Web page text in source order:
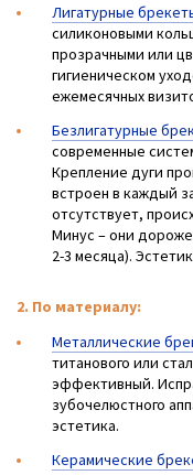
Лигатурные
силиконовыми
прозрачными или
гигиеническом
ежемесячных
Безлигатурные
современные
Крепление дуги
встроен в каждый
отсутствует,
Минус – они
2-3 месяца).
2. По материалу:
Металлические
титанового или
эффективный.
зубочелюстного
эстетика.
Керамические